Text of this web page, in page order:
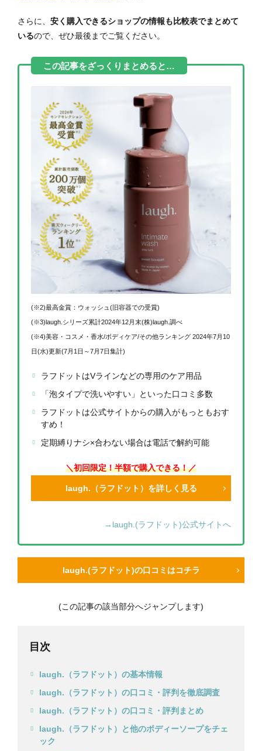
さらに、 安く購入できるショップの情報も比較表でまとめて
いるので、ぜひ最後までご覧ください。
(※2)最高金賞：ウォッシュ(旧容器での受賞)
(※3)laugh.シリーズ累計2024年12月末(株)laugh.調べ
(※4)美容・コスメ・香水/ボディケア/その他ランキング 2024年7月10
日(水)更新(7月1日～7月7日集計)
ラフドットはVラインなどの専用のケア用品
「泡タイプで洗いやすい」といった口コミ多数
ラフドットは公式サイトからの購入がもっともおす
すめ！
定期縛りナシ×合わない場合は電話で解約可能
＼初回限定！半額で購入できる！／
laugh.（ラフドット）を詳しく見る
→laugh.(ラフドット)公式サイトへ
laugh.(ラフドット)の口コミはコチラ
(この記事の該当部分へジャンプします)
目次
laugh.（ラフドット）の基本情報
laugh.（ラフドット）の口コミ・評判を徹底調査
laugh.（ラフドット）の口コミ・評判まとめ
laugh.（ラフドット）と他のボディーソープをチェ
ック